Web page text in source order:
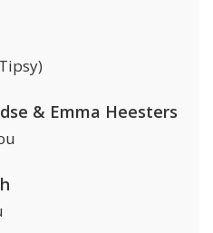
& Emma Heesters